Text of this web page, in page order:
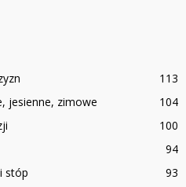
113
jesienne, zimowe
104
100
94
stóp
93